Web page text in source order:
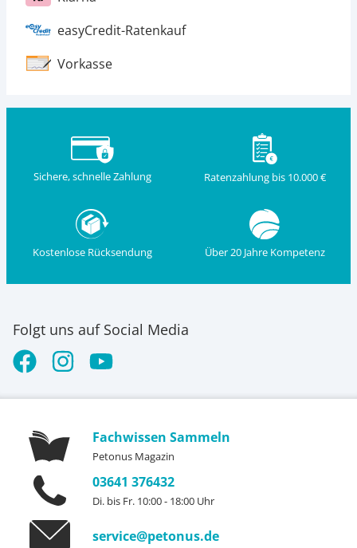
easyCredit-Ratenkauf
Vorkasse
Sichere, schnelle Zahlung Ratenzahlung bis 10.000 €
Kostenlose Rücksendung Über 20 Jahre Kompetenz
Folgt uns auf Social Media
Fachwissen Sammeln
Petonus Magazin
03641 376432
Di. bis Fr. 10:00 - 18:00 Uhr
service@petonus.de